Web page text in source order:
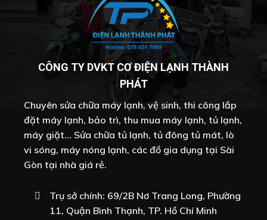
CÔNG TY DVKT CƠ ĐIỆN LẠNH THÀNH
PHÁT
Chuyên sửa chữa máy lạnh, vệ sinh, thi công lắp
đặt máy lạnh, bảo trì, thu mua máy lạnh, tủ lạnh,
máy giặt... Sửa chữa tủ lạnh, tủ đông tủ mát, lò
vi sóng, máy nóng lạnh, các đồ gia dụng tại Sài
Gòn tại nhà giá rẻ.
Trụ sở chính: 69/2B Nơ Trang Long, Phường
11, Quận Bình Thạnh, TP. Hồ Chí Minh